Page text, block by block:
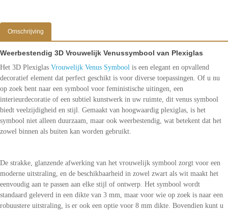
Omschrijving
Weerbestendig 3D Vrouwelijk Venussymbool van Plexiglas
Het 3D Plexiglas Vrouwelijk Venus Symbool is een elegant en opvallend
decoratief element dat perfect geschikt is voor diverse toepassingen. Of u nu
op zoek bent naar een symbool voor feministische uitingen, een
interieurdecoratie of een subtiel kunstwerk in uw ruimte, dit venus symbool
biedt veelzijdigheid en stijl. Gemaakt van hoogwaardig plexiglas, is het
symbool niet alleen duurzaam, maar ook weerbestendig, wat betekent dat het
zowel binnen als buiten kan worden gebruikt.
De strakke, glanzende afwerking van het vrouwelijk symbool zorgt voor een
moderne uitstraling, en de beschikbaarheid in zowel zwart als wit maakt het
eenvoudig aan te passen aan elke stijl of ontwerp. Het symbool wordt
standaard geleverd in een dikte van 3 mm, maar voor wie op zoek is naar een
robuustere uitstraling, is er ook een optie voor 8 mm dikte. Bovendien kunt u